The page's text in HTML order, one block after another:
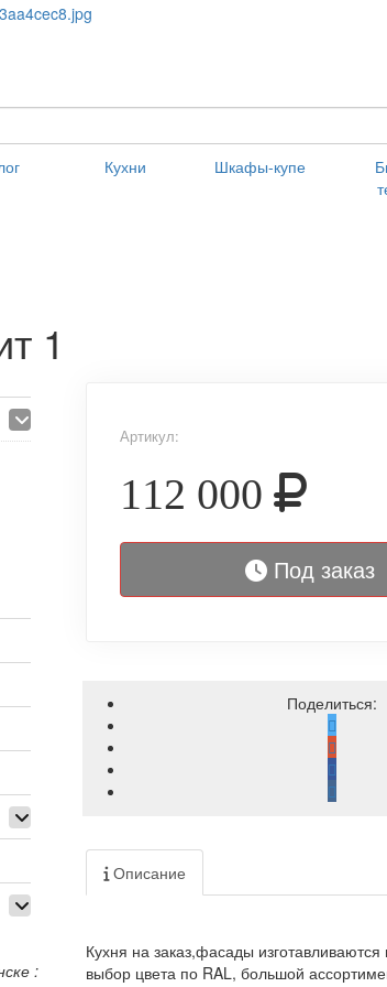
Кухни Шкафы-купе
1
:
Артикул:
112 000
Под заказ
Поделиться:
Описание
Кухня на заказ,фасады
выбор цвета по RAL, большой